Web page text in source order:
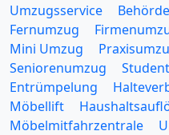
Umzugsservice
Fernumzug
Mini Umzug
Seniorenumzug
Entrümpelung
Möbellift
Möbelmitfahrzentrale